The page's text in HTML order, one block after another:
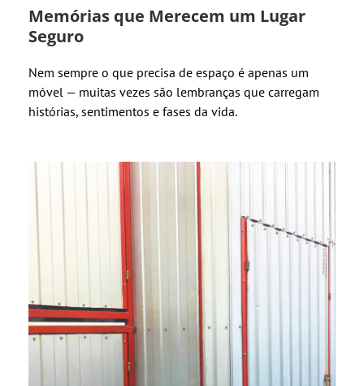
Memórias que Merecem um Lugar
Seguro
Nem sempre o que precisa de espaço é apenas um
móvel — muitas vezes são lembranças que carregam
histórias, sentimentos e fases da vida.